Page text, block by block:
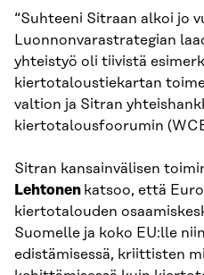
“Suhteeni Sitraan alkoi jo
Luonnonvarastrategian
yhteistyö oli tiivistä
kiertotaloustiekartan
valtion ja Sitran
kiertotalousfoorumin
Sitran kansainvälisen
Lehtonen katsoo, että
kiertotalouden
Suomelle ja koko EU:lle
edistämisessä, kriittisten